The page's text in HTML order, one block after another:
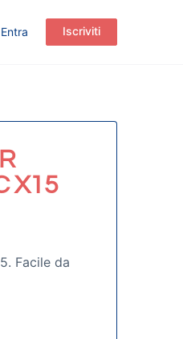
Entra Iscriviti
X15
Facile da